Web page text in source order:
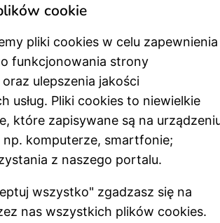
cookie
pliki cookies w celu zapewnienia
funkcjonowania strony
ulepszenia jakości
usług. Pliki cookies to niewielkie
które zapisywane są na
komputerze, smartfonie;
z naszego portalu.
wszystko" zgadzasz się na
nas wszystkich plików cookies.